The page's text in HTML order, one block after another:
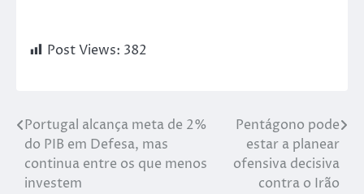
Post Views: 382
Portugal alcança meta de 2%
do PIB em Defesa, mas
continua entre os que menos
investem
Pentágono pode
estar a planear
ofensiva decisiva
contra o Irão